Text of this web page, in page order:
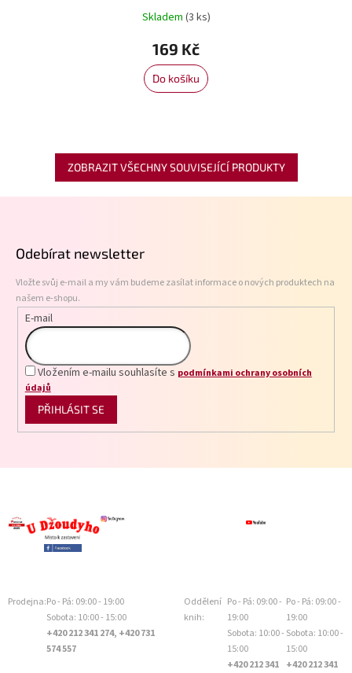
Skladem (3 ks)
169 Kč
Do košíku
ZOBRAZIT VŠECHNY SOUVISEJÍCÍ PRODUKTY
Odebírat newsletter
Vložte svůj e-mail a my vám budeme zasílat informace o nových produktech na
našem e-shopu.
E-mail
Vložením e-mailu souhlasíte s podmínkami ochrany osobních
údajů
PŘIHLÁSIT SE
Prodejna:Po - Pá: 09:00 - 19:00
Sobota: 10:00 - 15:00
+420 212 341 274, +420 731
574 557
Oddělení
knih:
Po - Pá: 09:00 -
19:00
Sobota: 10:00 -
15:00
+420 212 341
Po - Pá: 09:00 -
19:00
Sobota: 10:00 -
15:00
+420 212 341